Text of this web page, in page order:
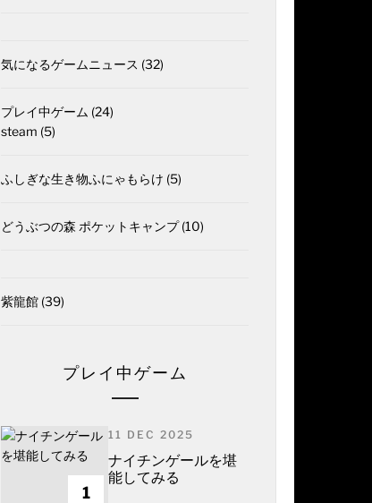
気になるゲームニュース (32)
プレイ中ゲーム (24)
steam (5)
ふしぎな生き物ふにゃもらけ (5)
どうぶつの森 ポケットキャンプ(10)
紫龍館 (39)
プレイ中ゲーム
1
11 DEC 2025
ナイチンゲールを堪
能してみる